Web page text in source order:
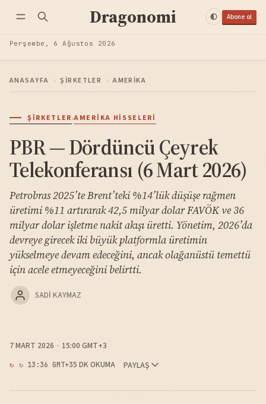
Dragonomi Abone ol
Perşembe, 6 Ağustos 2026
ANASAYFA › ŞIRKETLER › AMERIKA
ŞIRKETLER·AMERIKA HISSELERI
PBR — Dördüncü Çeyrek
Telekonferansı (6 Mart 2026)
Petrobras 2025’te Brent’teki %14’lük düşüşe rağmen
üretimi %11 artırarak 42,5 milyar dolar FAVÖK ve 36
milyar dolar işletme nakit akışı üretti. Yönetim, 2026’da
devreye girecek iki büyük platformla üretimin
yükselmeye devam edeceğini, ancak olağanüstü temettü
için acele etmeyeceğini belirtti.
SADI KAYMAZ
7 MART 2026 15:00 GMT+3
↻ 13:36 GMT+35 DK OKUMA PAYLAŞ